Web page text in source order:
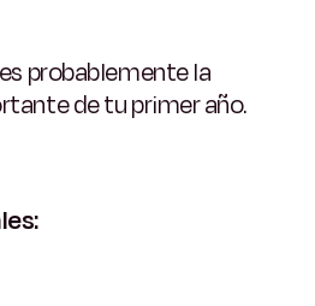
probablemente la
de tu primer año.